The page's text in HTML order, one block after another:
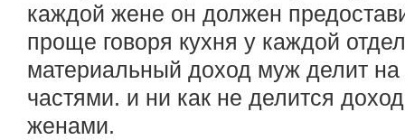
каждой жене он должен
проще говоря кухня у каждой
материальный доход муж делит
частями. и ни как не делится
женами.